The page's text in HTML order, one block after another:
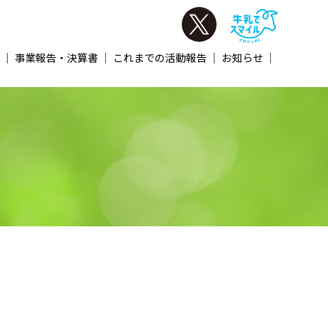
事業報告・決算書 これまでの活動報告 お知らせ